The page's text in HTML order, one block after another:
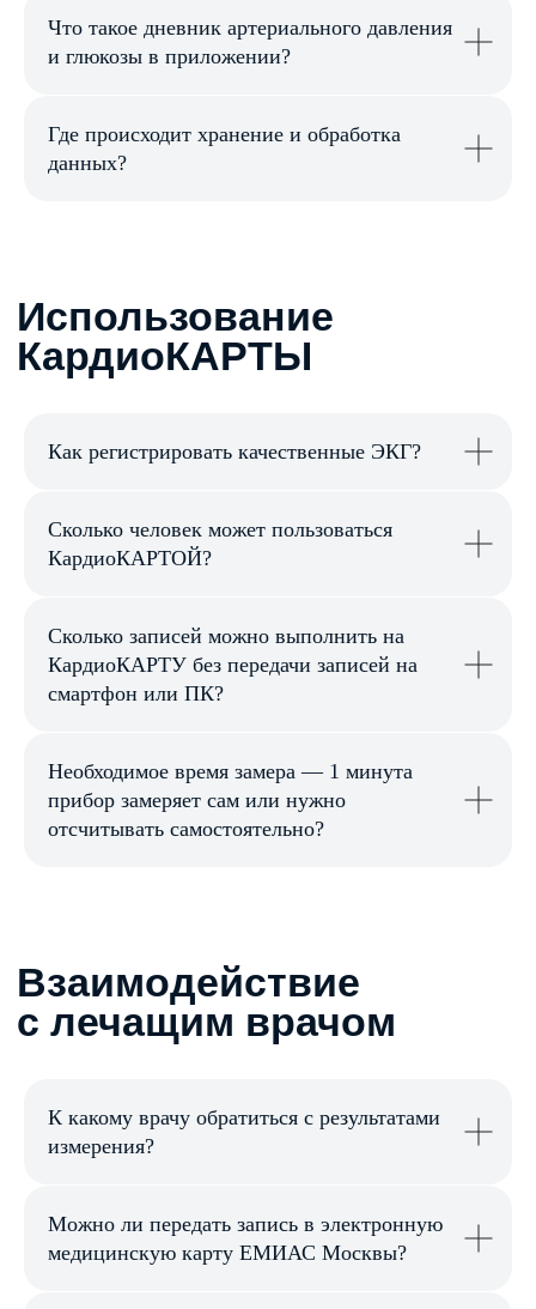
Что такое дневник артериального давления
и глюкозы в приложении?
Где происходит хранение и обработка
данных?
Как регистрировать качественные ЭКГ?
Сколько человек может пользоваться
КардиоКАРТОЙ?
Сколько записей можно выполнить на
КардиоКАРТУ без передачи записей на
смартфон или ПК?
Необходимое время замера — 1 минута
прибор замеряет сам или нужно
отсчитывать самостоятельно?
К какому врачу обратиться с результатами
измерения?
Можно ли передать запись в электронную
медицинскую карту ЕМИАС Москвы?
Не нашли
Пожалуйста, оставьте заявку,
мы с вами свяжемся!
конфиденциальности
ОТПРАВИТЬ
WhatsApp